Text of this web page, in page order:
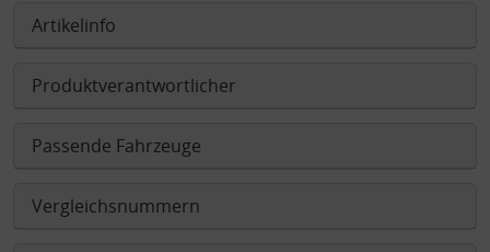
Artikelinfo
Produktverantwortlicher
Passende Fahrzeuge
Vergleichsnummern